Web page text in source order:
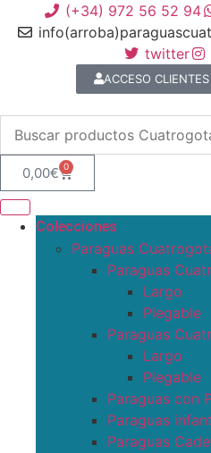
(+34) 972 56 52 94
twitter
ACCESO
0,00€ 0
Colecciones
Paraguas
Paraguas
Largo
Plegable
Paraguas
Largo
Plegable
Paraguas con
Paraguas
Paraguas